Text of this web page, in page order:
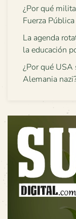
¿Por qué
Fuerza
La agenda
la educación
¿Por qué USA
Alemania